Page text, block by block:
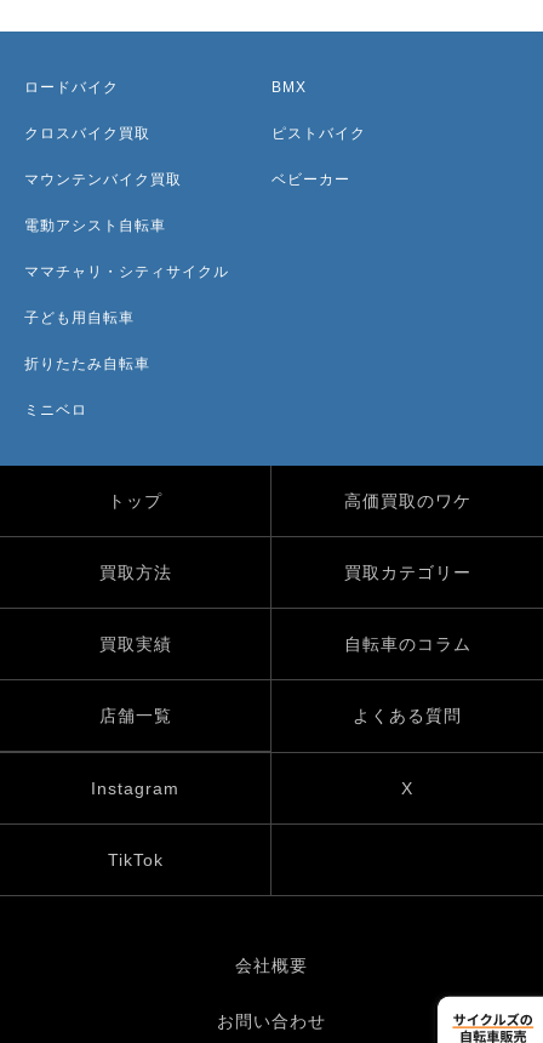
ロードバイク
クロスバイク買取
マウンテンバイク買取
電動アシスト自転車
ママチャリ・シティサイクル
子ども用自転車
折りたたみ自転車
ミニベロ
BMX
ピストバイク
ベビーカー
トップ 高価買取のワケ
買取方法 買取カテゴリー
買取実績 自転車のコラム
店舗一覧 よくある質問
Instagram X
TikTok
会社概要
お問い合わせ